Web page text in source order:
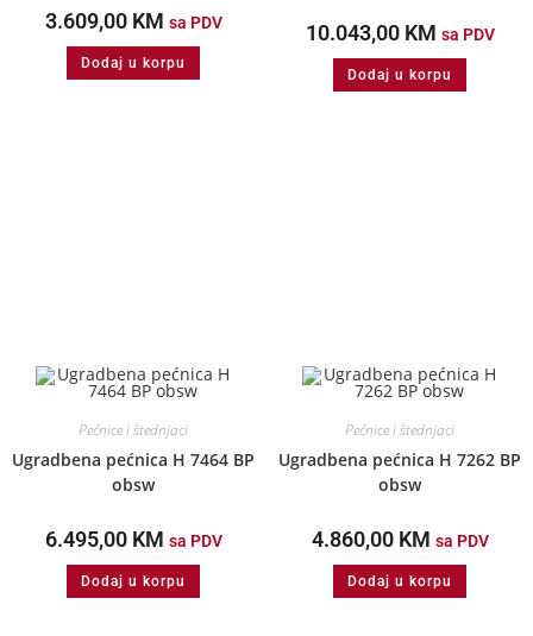
3.609,00 KM sa PDV
Dodaj u korpu
10.043,00 KM sa PDV
Dodaj u korpu
Pećnice i štednjaci
Ugradbena pećnica H 7464 BP
obsw
6.495,00 KM sa PDV
Dodaj u korpu
Pećnice i štednjaci
Ugradbena pećnica H 7262 BP
obsw
4.860,00 KM sa PDV
Dodaj u korpu